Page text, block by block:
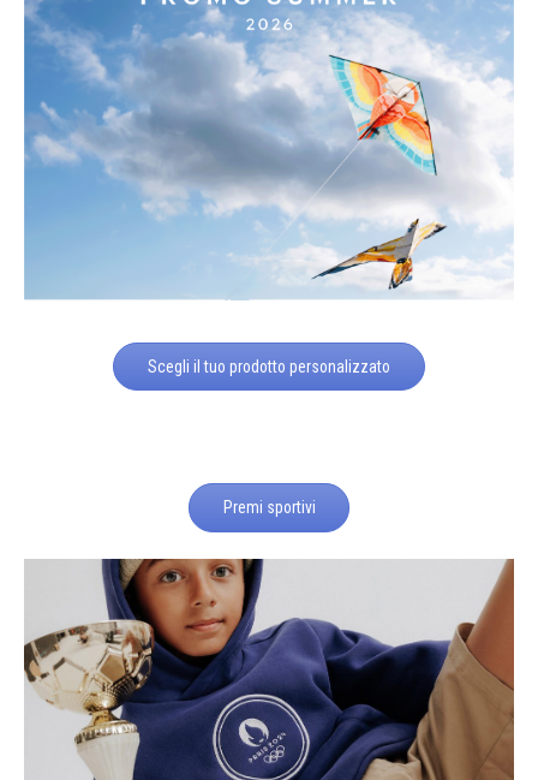
Scegli il tuo prodotto personalizzato
Premi sportivi